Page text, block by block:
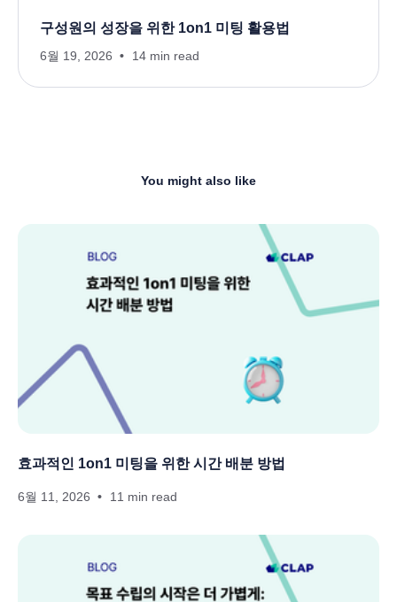
구성원의 성장을 위한 1on1 미팅 활용법
6월 19, 2026 14 min read
You might also like
효과적인 1on1 미팅을 위한 시간 배분 방법
6월 11, 2026 11 min read